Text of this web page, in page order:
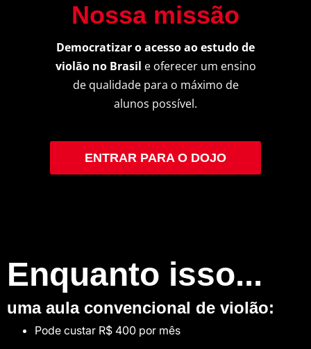
Nossa missão
Democratizar o acesso ao estudo de
violão no Brasil e oferecer um ensino
de qualidade para o máximo de
alunos possível.
ENTRAR PARA O DOJO
Enquanto isso...
uma aula convencional de violão:
Pode custar R$ 400 por mês